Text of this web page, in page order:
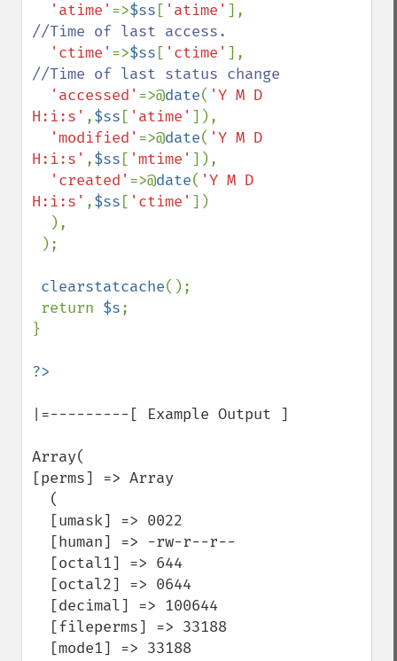
'atime' =>$ss [ 'atime'
//Time of last access.
'ctime' =>$ss [ 'ctime'
//Time of last status change
'accessed' =>@date( 'Y M D
H:i:s' ,$ss [ 'atime' ]),
'modified' =>@date( 'Y M D
H:i:s' ,$ss [ 'mtime' ]),
'created' =>@date( 'Y M D
H:i:s' ,$ss [ 'ctime' ])
clearstatcache();
return $s;
}
|=---------[ Example Output ]
Array(
[perms] => Array